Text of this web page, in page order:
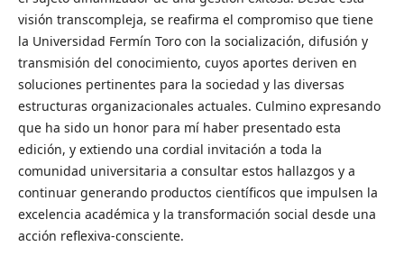
visión transcompleja, se reafirma el compromiso que tiene
la Universidad Fermín Toro con la socialización, difusión y
transmisión del conocimiento, cuyos aportes deriven en
soluciones pertinentes para la sociedad y las diversas
estructuras organizacionales actuales. Culmino expresando
que ha sido un honor para mí haber presentado esta
edición, y extiendo una cordial invitación a toda la
comunidad universitaria a consultar estos hallazgos y a
continuar generando productos científicos que impulsen la
excelencia académica y la transformación social desde una
acción reflexiva-consciente.